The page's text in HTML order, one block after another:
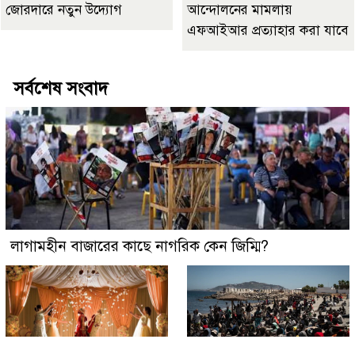
জোরদারে নতুন উদ্যোগ
আন্দোলনের মামলায়
এফআইআর প্রত্যাহার করা যাবে
সর্বশেষ সংবাদ
লাগামহীন বাজারের কাছে নাগরিক কেন জিম্মি?